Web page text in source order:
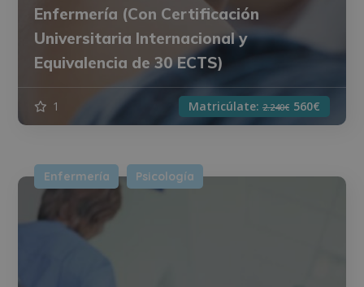
Enfermería (Con Certificación
Universitaria Internacional y
Equivalencia de 30 ECTS)
1 Matricúlate: 2.240€ 560€
Enfermería Psicología